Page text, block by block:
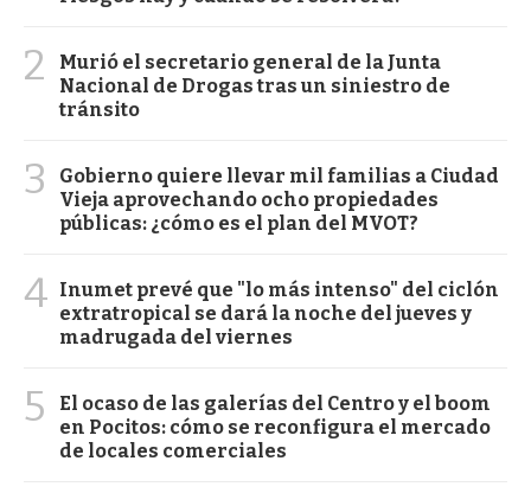
2
Murió el secretario general de la Junta
Nacional de Drogas tras un siniestro de
tránsito
3
Gobierno quiere llevar mil familias a Ciudad
Vieja aprovechando ocho propiedades
públicas: ¿cómo es el plan del MVOT?
4 Inumet prevé que "lo más intenso" del ciclón
extratropical se dará la noche del jueves y
madrugada del viernes
5
El ocaso de las galerías del Centro y el boom
en Pocitos: cómo se reconfigura el mercado
de locales comerciales